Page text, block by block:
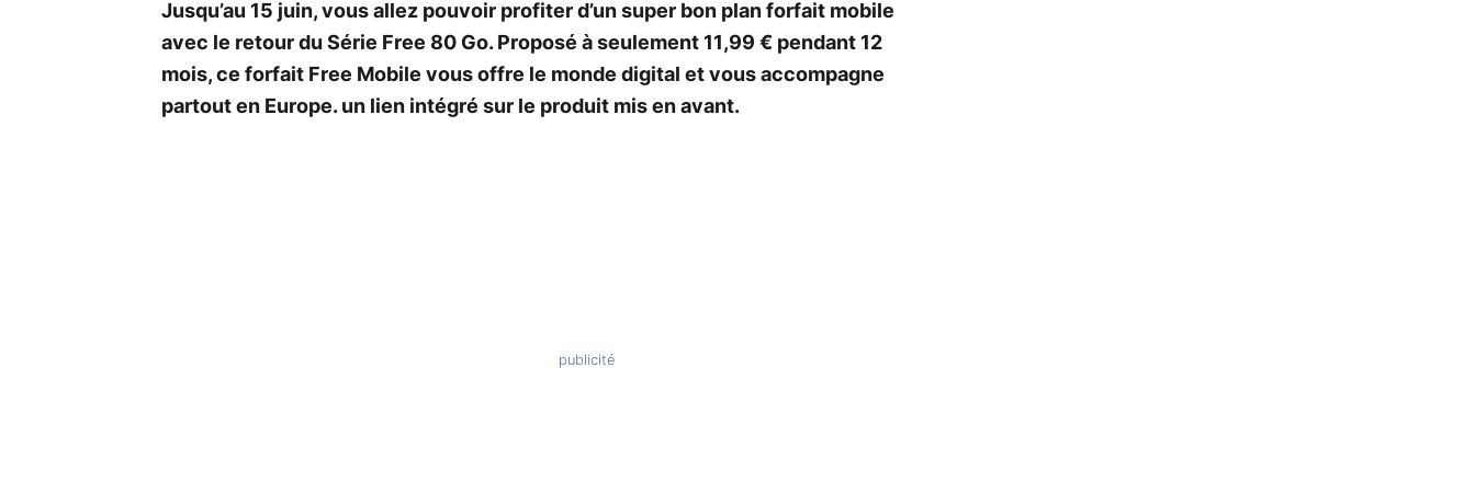
Jusqu’au 15 juin, vous allez pouvoir profiter d’un super bon plan forfait mobile
avec le retour du Série Free 80 Go. Proposé à seulement 11,99 € pendant 12
mois, ce forfait Free Mobile vous offre le monde digital et vous accompagne
partout en Europe. un lien intégré sur le produit mis en avant.